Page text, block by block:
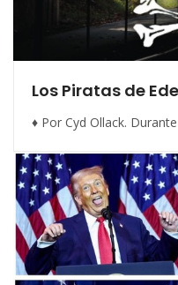
Los Piratas de
♦ Por Cyd Ollack.